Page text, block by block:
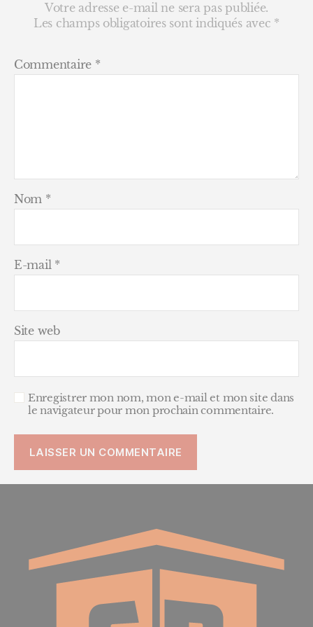
Votre adresse e-mail ne sera pas publiée.
Les champs obligatoires sont indiqués avec *
Commentaire *
Nom *
E-mail *
Site web
Enregistrer mon nom, mon e-mail et mon site dans
le navigateur pour mon prochain commentaire.